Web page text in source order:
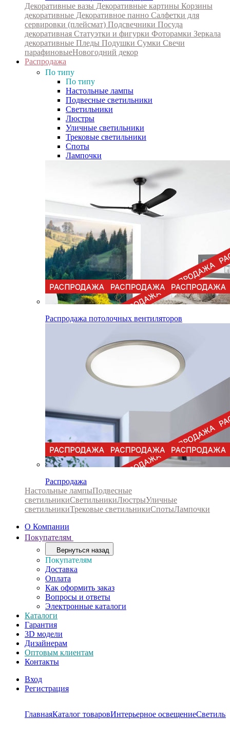
Декоративные вазы Декоративные картины Корзины
декоративные Декоративное панно Салфетки для
сервировки (плейсмат) Подсвечники Посуда
декоративная Статуэтки и фигурки Фоторамки Зеркала
декоративные Пледы Подушки Сумки Свечи
парафиновыеНовогодний декор
Распродажа
По типу
По типу
Настольные лампы
Подвесные светильники
Светильники
Люстры
Уличные светильники
Трековые светильники
Споты
Лампочки
Распродажа потолочных вентиляторов
Распродажа
Настольные лампыПодвесные
светильникиСветильникиЛюстрыУличные
светильникиТрековые светильникиСпотыЛампочки
О Компании
Покупателям
Вернуться назад
Покупателям
Доставка
Оплата
Как оформить заказ
Вопросы и ответы
Электронные каталоги
Каталоги
Гарантия
3D модели
Дизайнерам
Оптовым клиентам
Контакты
Вход
Регистрация
ГлавнаяКаталог товаровИнтерьерное освещение